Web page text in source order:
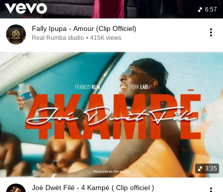
6:57
Fally Ipupa - Amour (Clip Officiel)
Real Rumba studio • 415K views
3:35
Joé Dwèt Filé - 4 Kampé ( Clip officiel )